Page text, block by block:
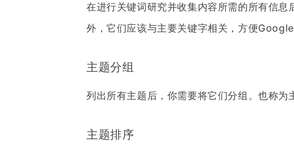
在进行关键词研究并收集内容所需的所有信
外，它们应该与主要关键字相关，方便
主题分组
列出所有主题后，你需要将它们分组。也称为
主题排序